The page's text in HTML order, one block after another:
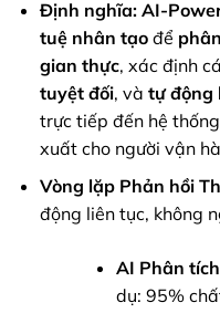
Định nghĩa: AI-
tuệ nhân tạođể
gian thực, xác định
tuyệt đối, và tự động
trực tiếp đến hệ
xuất cho người vận
Vòng lặp Phản hồi
động liên tục, không
AI Phân tích
dụ: 95%